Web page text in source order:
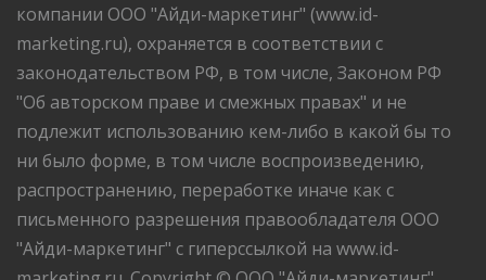
компании ООО "Айди-маркетинг" (www.id-
marketing.ru), охраняется в соответствии с
законодательством РФ, в том числе, Законом РФ
"Об авторском праве и смежных правах" и не
подлежит использованию кем-либо в какой бы то
ни было форме, в том числе воспроизведению,
распространению, переработке иначе как с
письменного разрешения правообладателя ООО
"Айди-маркетинг" с гиперссылкой на www.id-